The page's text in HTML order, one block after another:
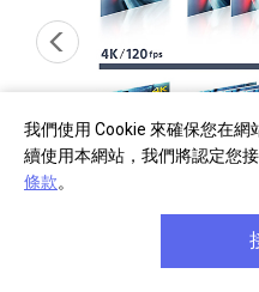
我們使用 Cookie 來確保您在
續使用本網站，我們將認定您
條款。
44